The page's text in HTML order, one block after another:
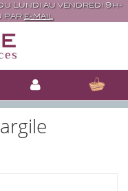
Lundi au vendredi 9h-
par e-mail